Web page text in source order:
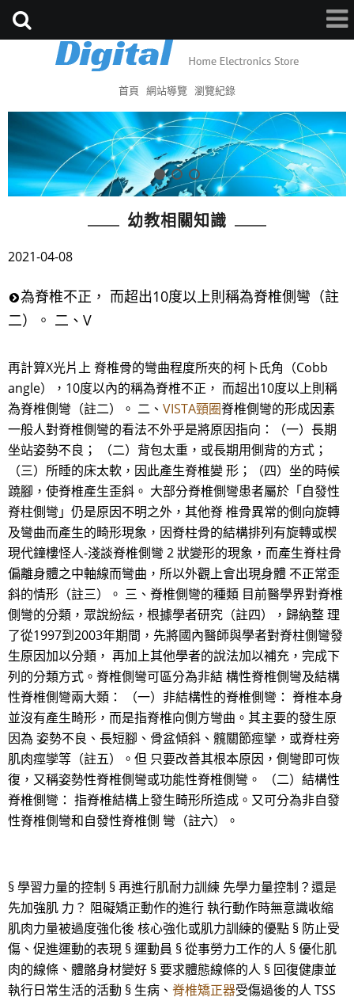
首頁 網站導覽 瀏覽紀錄
幼教相關知識
2021-04-08
為脊椎不正， 而超出10度以上則稱為脊椎側彎（註
二）。 二、V
再計算X光片上 脊椎骨的彎曲程度所夾的柯卜氏角（Cobb
angle），10度以內的稱為脊椎不正， 而超出10度以上則稱
為脊椎側彎（註二）。 二、 VISTA頸圈脊椎側彎的形成因素
一般人對脊椎側彎的看法不外乎是將原因指向：（一）長期
坐站姿勢不良； （二）背包太重，或長期用側背的方式；
（三）所睡的床太軟，因此產生脊椎變 形；（四）坐的時候
蹺腳，使脊椎產生歪斜。 大部分脊椎側彎患者屬於「自發性
脊柱側彎」仍是原因不明之外，其他脊 椎骨異常的側向旋轉
及彎曲而產生的畸形現象，因脊柱骨的結構排列有旋轉或楔
現代鐘樓怪人-淺談脊椎側彎 2 狀變形的現象，而產生脊柱骨
偏離身體之中軸線而彎曲，所以外觀上會出現身體 不正常歪
斜的情形（註三）。 三、脊椎側彎的種類 目前醫學界對脊椎
側彎的分類，眾說紛紜，根據學者研究（註四），歸納整 理
了從1997到2003年期間，先將國內醫師與學者對脊柱側彎發
生原因加以分類， 再加上其他學者的說法加以補充，完成下
列的分類方式。脊椎側彎可區分為非結 構性脊椎側彎及結構
性脊椎側彎兩大類： （一）非結構性的脊椎側彎： 脊椎本身
並沒有產生畸形，而是指脊椎向側方彎曲。其主要的發生原
因為 姿勢不良、長短腳、骨盆傾斜、髖關節痙攣，或脊柱旁
肌肉痙孿等（註五）。但 只要改善其根本原因，側彎即可恢
復，又稱姿勢性脊椎側彎或功能性脊椎側彎。 （二）結構性
脊椎側彎： 指脊椎結構上發生畸形所造成。又可分為非自發
性脊椎側彎和自發性脊椎側 彎（註六）。
§ 學習力量的控制 § 再進行肌耐力訓練 先學力量控制？還是
先加強肌 力？ 阻礙矯正動作的進行 執行動作時無意識收縮
肌肉力量被過度強化後 核心強化或肌力訓練的優點 § 防止受
傷、促進運動的表現 § 運動員 § 從事勞力工作的人 § 優化肌
肉的線條、體骼身材變好 § 要求體態線條的人 § 回復健康並
執行日常生活的活動 § 生病、 脊椎矯正器受傷過後的人 TSS